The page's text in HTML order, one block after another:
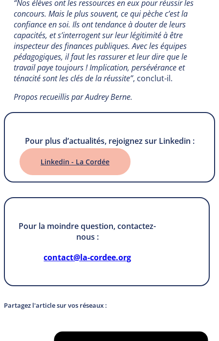
“Nos élèves ont les ressources en eux pour réussir les
concours. Mais le plus souvent, ce qui pèche c’est la
confiance en soi. Ils ont tendance à douter de leurs
capacités, et s’interrogent sur leur légitimité à être
inspecteur des finances publiques. Avec les équipes
pédagogiques, il faut les rassurer et leur dire que le
travail paye toujours ! Implication, persévérance et
ténacité sont les clés de la réussite”, conclut-il.
Propos recueillis par Audrey Berne.
Pour plus d’actualités, rejoignez sur Linkedin :
Linkedin - La Cordée
Pour la moindre question, contactez-
nous :
contact@la-cordee.org
Partagez l'article sur vos réseaux :